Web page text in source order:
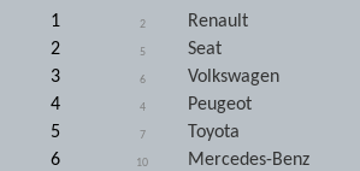
1 2 Renault
2
5 Seat
3
6 Volkswagen
4
4 Peugeot
5
7 Toyota
6
10 Mercedes-Benz